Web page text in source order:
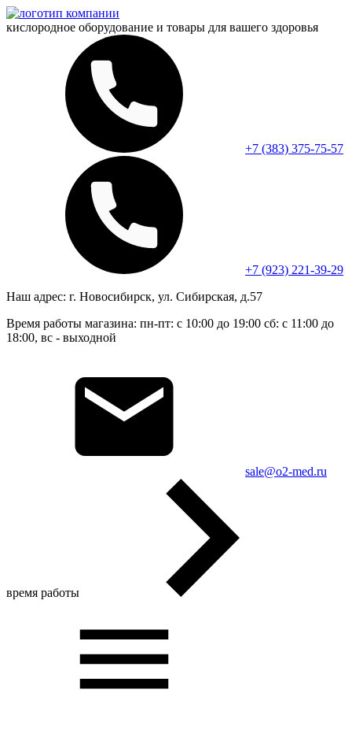
кислородное оборудование и товары для вашего здоровья
+7 (383) 375-75-57
+7 (923) 221-39-29
Наш адрес: г. Новосибирск, ул. Сибирская, д.57
Время работы магазина: пн-пт: с 10:00 до 19:00 сб: с 11:00 до
18:00, вс - выходной
sale@o2-med.ru
время работы